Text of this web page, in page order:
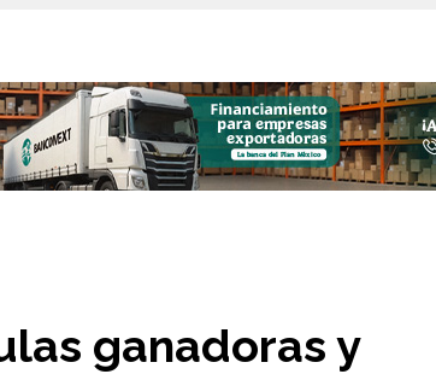
ganadoras y